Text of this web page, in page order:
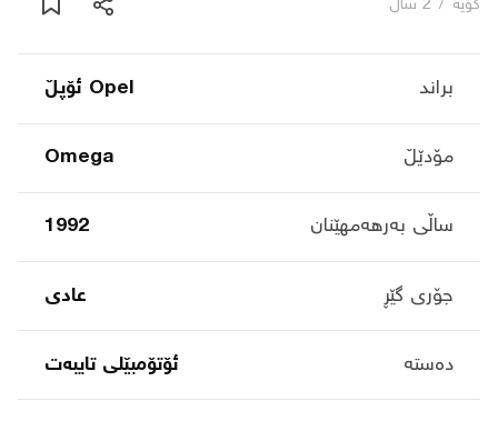
عربی
کۆیە / 2 ساڵ
براند Opel ئۆپڵ
مۆدێڵ Omega
ساڵی بەرهەمهێنان 1992
جۆری گێڕ عادی
دەستە ئۆتۆمبێلی تایبه‌ت